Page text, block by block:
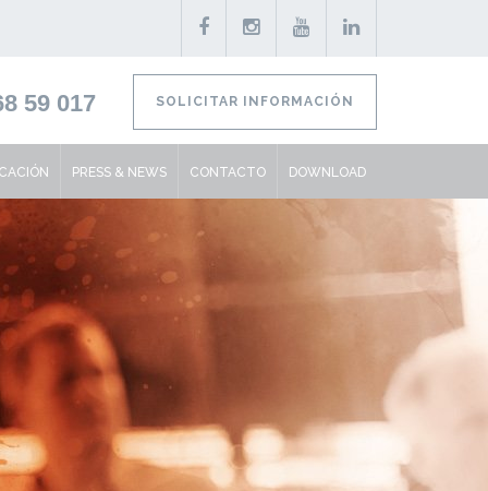
59 017 SOLICITAR INFORMACIÓN
PRESS & NEWS CONTACTO DOWNLOAD